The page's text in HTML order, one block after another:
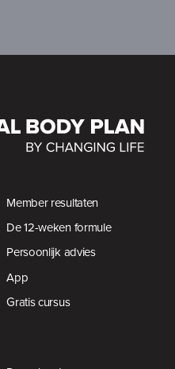
Member resultaten
De 12-weken formule
Persoonlijk advies
App
Gratis cursus